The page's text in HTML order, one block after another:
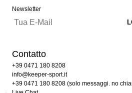
Newsletter
Contatto
+39 0471 180 8208
info@keeper-sport.it
+39 0471 180 8208 (solo messaggi. no